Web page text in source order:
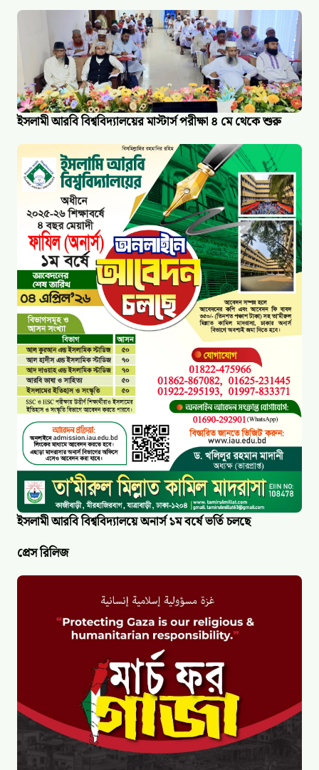
ইসলামী আরবি বিশ্ববিদ্যালয়ের মাস্টার্স পরীক্ষা ৪ মে থেকে শুরু
ইসলামী আরবি বিশ্ববিদ্যালয়ে অনার্স ১ম বর্ষে ভর্তি চলছে
প্রেস রিলিজ